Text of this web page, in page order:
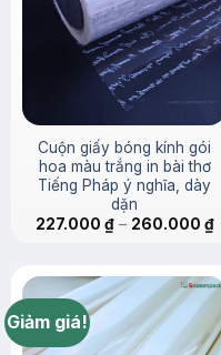
Cuộn giấy bóng kính gói
hoa màu trắng in bài thơ
Tiếng Pháp ý nghĩa, dày
dặn
227.000 ₫ – 260.000 ₫
Giảm giá!